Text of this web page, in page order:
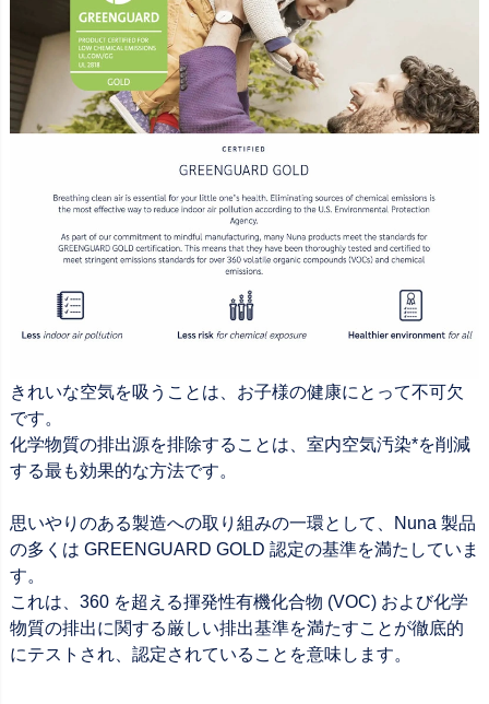
きれいな空気を吸うことは、お子様の健康にとって不可欠
です。
化学物質の排出源を排除することは、室内空気汚染*を削減
する最も効果的な方法です。
思いやりのある製造への取り組みの一環として、Nuna 製品
の多くは GREENGUARD GOLD 認定の基準を満たしていま
す。
これは、360 を超える揮発性有機化合物 (VOC) および化学
物質の排出に関する厳しい排出基準を満たすことが徹底的
にテストされ、認定されていることを意味します。